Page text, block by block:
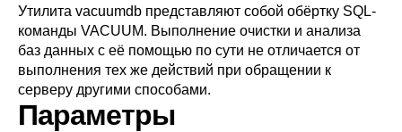
Утилита vacuumdb представляют собой обёртку SQL-
команды VACUUM. Выполнение очистки и анализа
баз данных с её помощью по сути не отличается от
выполнения тех же действий при обращении к
серверу другими способами.
Параметры